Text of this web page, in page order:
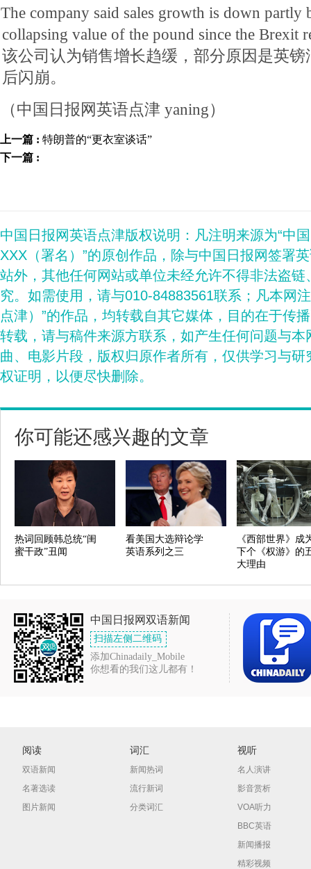
The company said sales growth is down partly
collapsing value of the pound since the Brexit
该公司认为销售增长趋缓，部分原因是英
后闪崩。
（中国日报网英语点津 yaning）
上一篇 : 特朗普的“更衣室谈话”
下一篇 :
中国日报网英语点津版权说明：凡注明来源为“中
XXX（署名）”的原创作品，除与中国日报网签署
站外，其他任何网站或单位未经允许不得非法盗
究。如需使用，请与010-84883561联系；凡本网
点津）”的作品，均转载自其它媒体，目的在于传
转载，请与稿件来源方联系，如产生任何问题与
曲、电影片段，版权归原作者所有，仅供学习与
权证明，以便尽快删除。
你可能还感兴趣的文章
热词回顾韩总统“闺
蜜干政”丑闻
看美国大选辩论学
英语系列之三
《西部世界》成
下个《权游》的
大理由
中国日报网双语新闻
扫描左侧二维码
添加Chinadaily_Mobile
你想看的我们这儿都有！
阅读
双语新闻
名著选读
图片新闻
词汇
新闻热词
流行新词
分类词汇
视听
名人演讲
影音赏析
VOA听力
BBC英语
新闻播报
精彩视频